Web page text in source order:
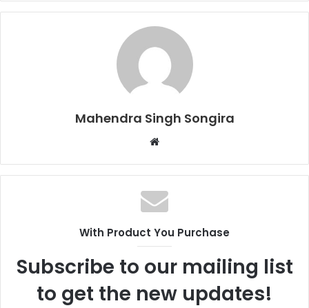
Mahendra Singh Songira
Website
With Product You Purchase
Subscribe to our mailing list
to get the new updates!